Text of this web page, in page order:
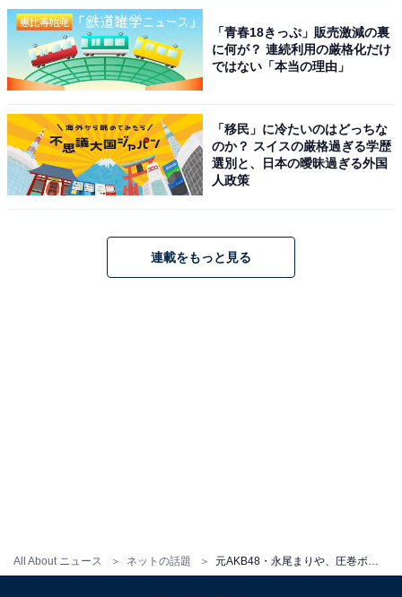
All About ニュース ネットの話題 元AKB48・永尾まりや、圧巻ボディあらわな水着ショット公開！ 膝立ちの色っぽいポーズを披露
「青春18きっぷ」販売激減の裏
に何が？ 連続利用の厳格化だけ
ではない「本当の理由」
「移民」に冷たいのはどっちな
のか？ スイスの厳格過ぎる学歴
選別と、日本の曖昧過ぎる外国
人政策
連載をもっと見る